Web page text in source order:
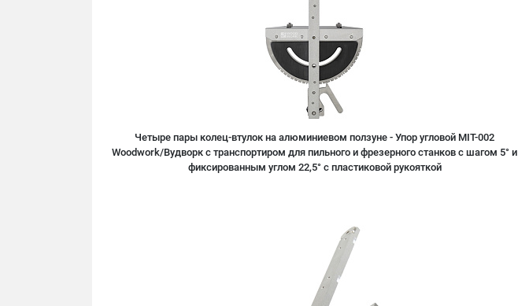
Четыре пары колец-втулок на алюминиевом ползуне - Упор угловой MIT-002
Woodwork/Вудворк с транспортиром для пильного и фрезерного станков с шагом 5° и
фиксированным углом 22,5° c пластиковой рукояткой